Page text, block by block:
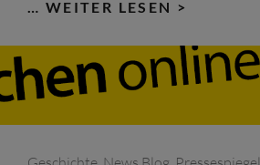
… WEITER LESEN >
LIVE
ERLEBEN
Categories: